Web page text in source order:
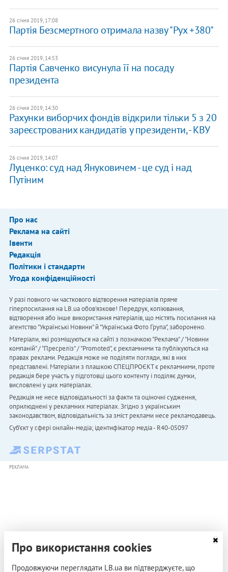
26 січня 2019, 17:08
Партія Безсмертного отримала назву "Рух +380"
26 січня 2019, 14:53
Партія Савченко висунула її на посаду
президента
26 січня 2019, 14:30
Рахунки виборчих фондів відкрили тільки 5 з 20
зареєстрованих кандидатів у президенти, - КВУ
26 січня 2019, 14:07
Луценко: суд над Януковичем - це суд і над
Путіним
Про нас
Реклама на сайті
Івенти
Редакція
Політики і стандарти
Угода конфіденційності
У разі повного чи часткового відтворення матеріалів пряме
гіперпосилання на LB.ua обов'язкове! Передрук, копіювання,
відтворення або інше використання матеріалів, що містять посилання на
агентство "Українськi Новини" й "Українська Фото Група", заборонено.
Матеріали, які розміщуються на сайті з позначкою "Реклама" / "Новини
компаній" / "Пресреліз" / "Promoted", є рекламними та публікуються на
правах реклами. Редакція може не поділяти погляди, які в них
представлені. Матеріали з плашкою СПЕЦПРОЄКТ є рекламними, проте
редакція бере участь у підготовці цього контенту і поділяє думки,
висловлені у цих матеріалах.
Редакція не несе відповідальності за факти та оціночні судження,
оприлюднені у рекламних матеріалах. Згідно з українським
законодавством, відповідальність за зміст реклами несе рекламодавець.
Cуб'єкт у сфері онлайн-медіа; ідентифікатор медіа - R40-05097
РЕКЛАМА
Про використання cookies
Продовжуючи переглядати LB.ua ви підтверджуєте, що